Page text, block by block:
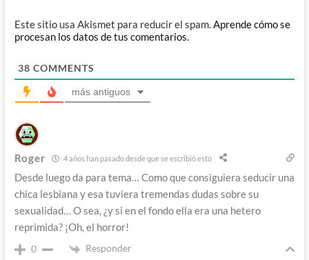
Este sitio usa Akismet para reducir el spam.Aprende cómo se
procesan los datos de tus comentarios.
38 COMMENTS
más antiguos
Roger 4 años han pasado desde que se escribió esto
Desde luego da para tema… Como que consiguiera seducir una
chica lesbiana y esa tuviera tremendas dudas sobre su
sexualidad… O sea, ¿y si en el fondo ella era una hetero
reprimida? ¡Oh, el horror!
0 Responder